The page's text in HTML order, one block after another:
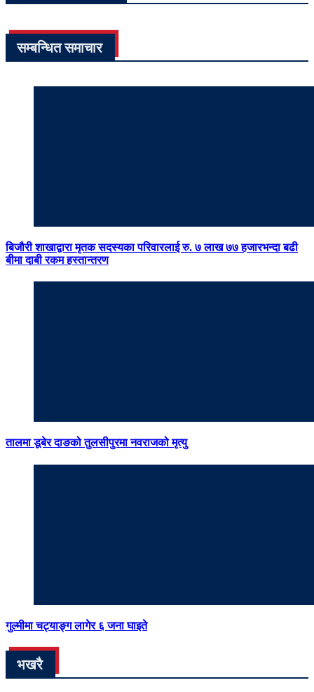
सम्बन्धित समाचार
बिजौरी शाखाद्वारा मृतक सदस्यका परिवारलाई रु. ७ लाख ७७ हजारभन्दा बढी
बीमा दाबी रकम हस्तान्तरण
तालमा डूबेर दाङको तुलसीपुरमा नवराजको मृत्यु
गुल्मीमा चट्याङ्ग लागेर ६ जना घाइते
भखरै